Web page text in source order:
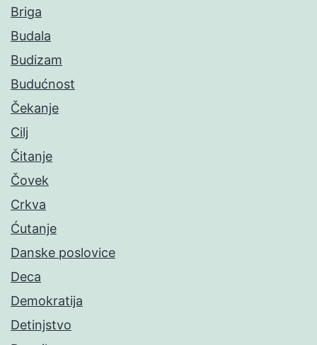
Briga
Budala
Budizam
Budućnost
Čekanje
Cilj
Čitanje
Čovek
Crkva
Ćutanje
Danske poslovice
Deca
Demokratija
Detinjstvo